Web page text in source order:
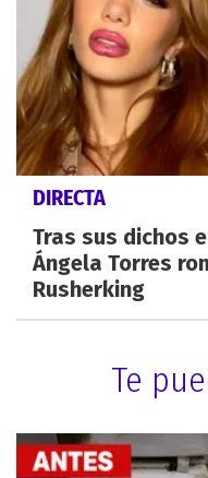
DIRECTA
Tras sus dichos
Ángela Torres
Rusherking
Te